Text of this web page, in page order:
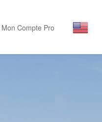
Mon Compte Pro